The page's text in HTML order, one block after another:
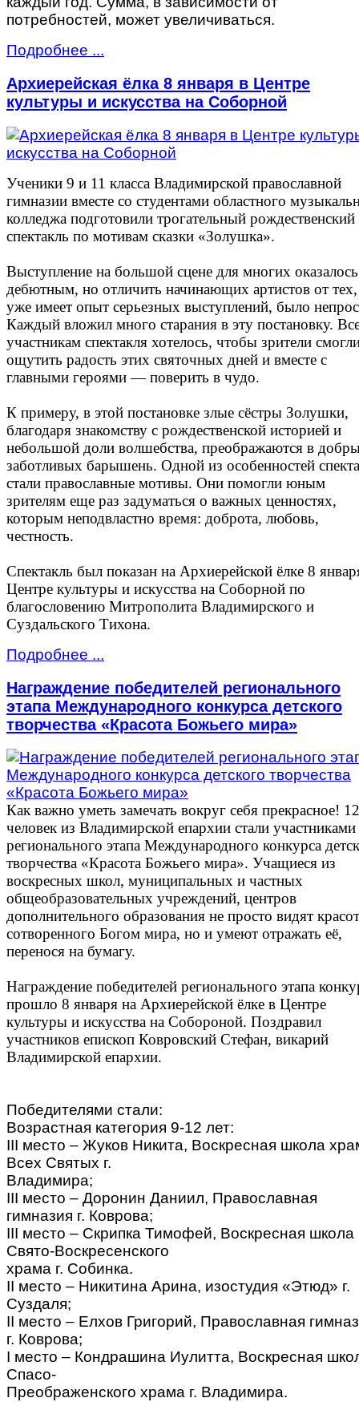
потребностей, может увеличиваться.
Подробнее ...
Архиерейская ёлка 8 января в Центре
культуры и искусства на Соборной
Ученики 9 и 11 класса Владимирской православной
гимназии вместе со студентами областного
колледжа подготовили трогательный рождественский
спектакль по мотивам сказки «Золушка».
Выступление на большой сцене для многих оказалось
дебютным, но отличить начинающих артистов от
уже имеет опыт серьезных выступлений, было
Каждый вложил много старания в эту постановку.
участникам спектакля хотелось, чтобы зрители
ощутить радость этих святочных дней и вместе с
главными героями — поверить в чудо.
К примеру, в этой постановке злые сёстры Золушки,
благодаря знакомству с рождественской историей и
небольшой доли волшебства, преображаются в
заботливых барышень. Одной из особенностей
стали православные мотивы. Они помогли юным
зрителям еще раз задуматься о важных ценностях,
которым неподвластно время: доброта, любовь,
честность.
Спектакль был показан на Архиерейской ёлке 8
Центре культуры и искусства на Соборной по
благословению Митрополита Владимирского и
Суздальского Тихона.
Подробнее ...
Награждение победителей регионального
этапа Международного конкурса детского
творчества «Красота Божьего мира»
Как важно уметь замечать вокруг себя прекрасное!
человек из Владимирской епархии стали участниками
регионального этапа Международного конкурса
творчества «Красота Божьего мира». Учащиеся из
воскресных школ, муниципальных и частных
общеобразовательных учреждений, центров
дополнительного образования не просто видят
сотворенного Богом мира, но и умеют отражать её,
перенося на бумагу.
Награждение победителей регионального этапа
прошло 8 января на Архиерейской ёлке в Центре
культуры и искусства на Собороной. Поздравил
участников епископ Ковровский Стефан, викарий
Владимирской епархии.
Победителями стали:
Возрастная категория 9-12 лет:
III место – Жуков Никита, Воскресная школа
Всех Святых г.
Владимира;
III место – Доронин Даниил, Православная
гимназия г. Коврова;
III место – Скрипка Тимофей, Воскресная школа
Свято-Воскресенского
храма г. Собинка.
II место – Никитина Арина, изостудия «Этюд» г.
Суздаля;
II место – Елхов Григорий, Православная
г. Коврова;
I место – Кондрашина Иулитта, Воскресная
Спасо-
Преображенского храма г. Владимира.